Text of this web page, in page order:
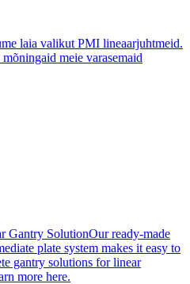
laia valikut PMI lineaarjuhtmeid.
meie varasemaid
Gantry SolutionOur ready-made
plate system makes it easy to
gantry solutions for linear
more here.